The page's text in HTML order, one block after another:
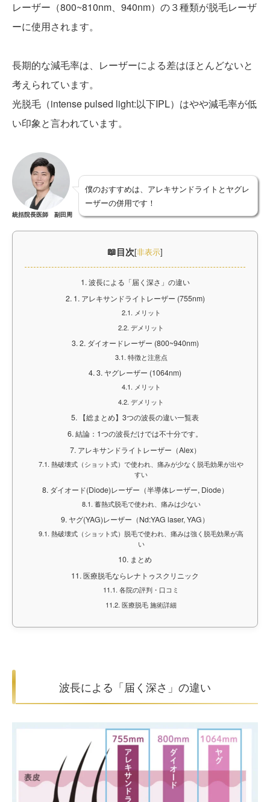
レーザー（800~810nm、940nm）の３種類が脱毛レーザ
ーに使用されます。
長期的な減毛率は、レーザーによる差はほとんどないと
考えられています。
光脱毛（intense pulsed light:以下IPL）はやや減毛率が低
い印象と言われています。
統括院長医師 副田周
僕のおすすめは、アレキサンドライトとヤグレ
ーザーの併用です！
目次[非表示]
1.波長による「届く深さ」の違い
2.1. アレキサンドライトレーザー (755nm)
2.1. メリット
2.2. デメリット
3.2. ダイオードレーザー (800~940nm)
3.1. 特徴と注意点
4.3. ヤグレーザー (1064nm)
4.1. メリット
4.2. デメリット
5. 【総まとめ】3つの波長の違い一覧表
6.結論：1つの波長だけでは不十分です。
7.アレキサンドライトレーザー（Alex）
7.1. 熱破壊式（ショット式）で使われ、痛みが少なく脱毛効果が出や
すい
8.ダイオード(Diode)レーザー（半導体レーザー, Diode）
8.1. 蓄熱式脱毛で使われ、痛みは少ない
9. ヤグ(YAG)レーザー（Nd:YAG laser, YAG）
9.1. 熱破壊式（ショット式）脱毛で使われ、痛みは強く脱毛効果が高
い
10. まとめ
11.医療脱毛ならレナトゥスクリニック
11.1. 各院の評判・口コミ
11.2. 医療脱毛 施術詳細
波長による「届く深さ」の違い